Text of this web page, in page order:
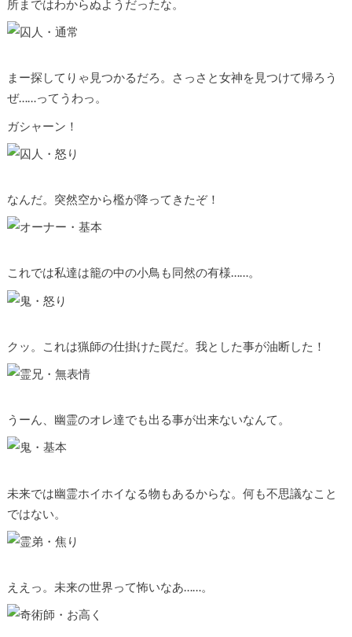
所まではわからぬようだったな。
まー探してりゃ見つかるだろ。さっさと女神を見つけて帰ろう
ぜ……ってうわっ。
ガシャーン！
なんだ。突然空から檻が降ってきたぞ！
これでは私達は籠の中の小鳥も同然の有様……。
クッ。これは猟師の仕掛けた罠だ。我とした事が油断した！
うーん、幽霊のオレ達でも出る事が出来ないなんて。
未来では幽霊ホイホイなる物もあるからな。何も不思議なこと
ではない。
ええっ。未来の世界って怖いなあ……。